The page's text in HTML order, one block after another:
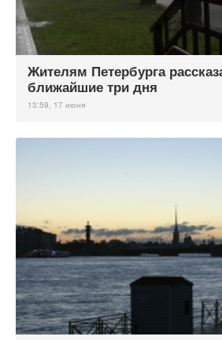
Жителям Петербурга
ближайшие три дня
13:59, 17 июня